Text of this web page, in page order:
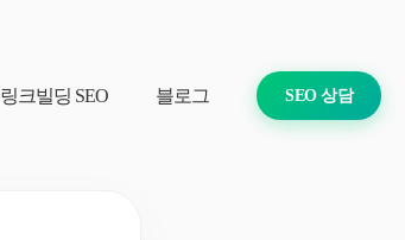
링크빌딩 SEO 블로그 SEO 상담